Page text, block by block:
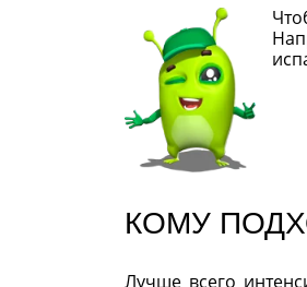
КОМУ
Лучше всего